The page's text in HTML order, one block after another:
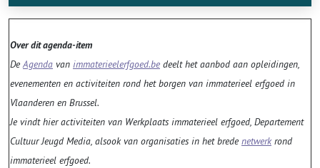
Over dit agenda-item
DeAgenda van immaterieelerfgoed.be deelt het aanbod aan opleidingen,
evenementen en activiteiten rond het borgen van immaterieel erfgoed in
Vlaanderen en Brussel.
Je vindt hier activiteiten van Werkplaats immaterieel erfgoed, Departement
Cultuur Jeugd Media, alsook van organisaties in het brede netwerkrond
immaterieel erfgoed.